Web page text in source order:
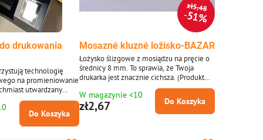
drukowania
technologię
na promieniowanie
utwardzany
tej technologii
na miękkich foliach,
na twardych metalach.
prawie dowolne,
Do Koszyka
zł5,48
51%
Mosazné kluzné ložisko-BAZAR
Łożysko ślizgowe z mosiądzu na pręcie o
średnicy 8 mm. To sprawia, że ​​Twoja
drukarka jest znacznie cichsza. (Produkt
można zamówić jednorazowo po 1 sztuce,
zdjęcie ma charakter poglądowy.)
W magazynie <10
zł2,67 Do Koszyka